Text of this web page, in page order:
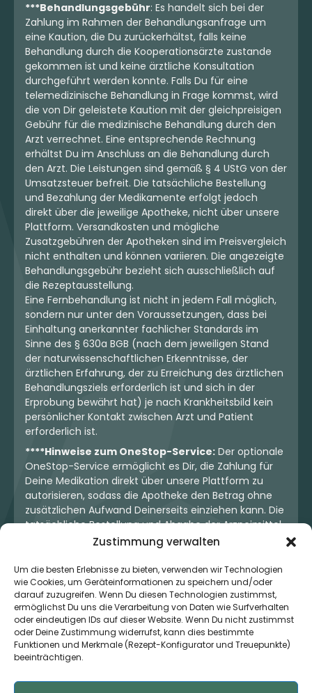
Zustimmung verwalten
Um die besten Erlebnisse zu bieten, verwenden wir Technologien
wie Cookies, um Geräteinformationen zu speichern und/oder
darauf zuzugreifen. Wenn Du diesen Technologien zustimmst,
ermöglichst Du uns die Verarbeitung von Daten wie Surfverhalten
oder eindeutigen IDs auf dieser Website. Wenn Du nicht zustimmst
oder Deine Zustimmung widerrufst, kann dies bestimmte
Funktionen und Merkmale (Rezept-Konfigurator und Treuepunkte)
beeinträchtigen.
***Behandlungsgebühr: Es handelt sich bei der
Zahlung im Rahmen der Behandlungsanfrage um
eine Kaution, die Du zurückerhältst, falls keine
Behandlung durch die Kooperationsärzte zustande
gekommen ist und keine ärztliche Konsultation
durchgeführt werden konnte. Falls Du für eine
telemedizinische Behandlung in Frage kommst, wird
die von Dir geleistete Kaution mit der gleichpreisigen
Gebühr für die medizinische Behandlung durch den
Arzt verrechnet. Eine entsprechende Rechnung
erhältst Du im Anschluss an die Behandlung durch
den Arzt. Die Leistungen sind gemäß § 4 UStG von der
Umsatzsteuer befreit. Die tatsächliche Bestellung
und Bezahlung der Medikamente erfolgt jedoch
direkt über die jeweilige Apotheke, nicht über unsere
Plattform. Versandkosten und mögliche
Zusatzgebühren der Apotheken sind im Preisvergleich
nicht enthalten und können variieren. Die angezeigte
Behandlungsgebühr bezieht sich ausschließlich auf
die Rezeptausstellung.
Eine Fernbehandlung ist nicht in jedem Fall möglich,
sondern nur unter den Voraussetzungen, dass bei
Einhaltung anerkannter fachlicher Standards im
Sinne des § 630a BGB (nach dem jeweiligen Stand
der naturwissenschaftlichen Erkenntnisse, der
ärztlichen Erfahrung, der zu Erreichung des ärztlichen
Behandlungsziels erforderlich ist und sich in der
Erprobung bewährt hat) je nach Krankheitsbild kein
persönlicher Kontakt zwischen Arzt und Patient
erforderlich ist.
****Hinweise zum OneStop-Service: Der optionale
OneStop-Service ermöglicht es Dir, die Zahlung für
Deine Medikation direkt über unsere Plattform zu
autorisieren, sodass die Apotheke den Betrag ohne
zusätzlichen Aufwand Deinerseits einziehen kann. Die
tatsächliche Bestellung und Abgabe der Arzneimittel
erfolgt jedoch ausschließlich über die jeweilige
Dir und der Apotheke. Unser OneStop-Service stellt
kein pharmazeutisches Angebot dar, sondern dient
lediglich der komfortablen Zahlungsabwicklung. Die
Nutzung ist freiwillig und hat keinerlei Einfluss auf die
ärztliche Therapieentscheidung oder die Wahl der
verschriebenen Medikation. Apotheken sind rechtlich
unabhängig und unterliegen den gesetzlichen